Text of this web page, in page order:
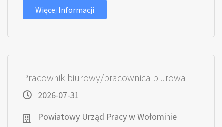
Więcej Informacji
Pracownik biurowy/pracownica biurowa
2026-07-31
Powiatowy Urząd Pracy w Wołominie